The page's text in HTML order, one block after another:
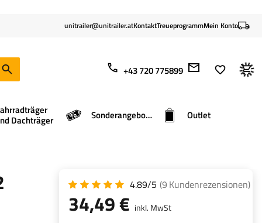
unitrailer@unitrailer.atKontaktTreueprogrammMein Konto
+43 720 775899
Dachträger Sonderangebote Outlet
4.89/5 (9 Kundenrezensionen)
34,49 € inkl. MwSt